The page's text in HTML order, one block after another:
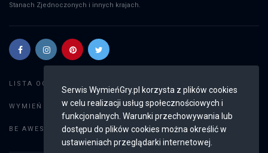
Serwis WymieńGry.pl korzysta z plików cookies
w celu realizacji usług społecznościowych i
funkcjonalnych. Warunki przechowywania lub
dostępu do plików cookies można określić w
ustawieniach przeglądarki internetowej.
PS5
EA Sports FC 24
SWITCH
Stanach Zjednoczonych i innych krajach.
LISTA OGŁOSZEŃ:
WYMIEŃ GRY: Dodaj ogłoszenie
BE AWESOME: Weryfikacja konta